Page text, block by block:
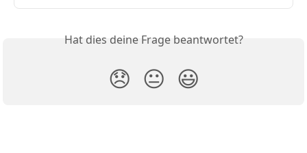
Hat dies deine Frage beantwortet?
😞 😐 😃